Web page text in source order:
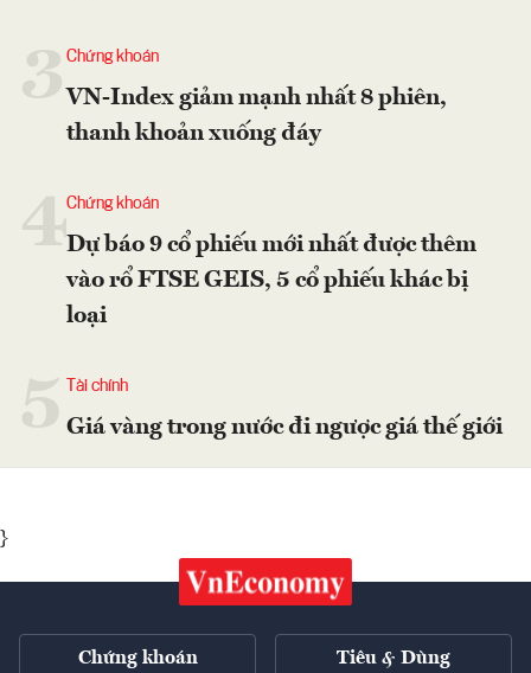
Chứng khoán
VN-Index giảm mạnh nhất 8 phiên,
thanh khoản xuống đáy
4Chứng khoán
Dự báo 9 cổ phiếu mới nhất được thêm
vào rổ FTSE GEIS, 5 cổ phiếu khác bị
loại
Tài chính
Giá vàng trong nước đi ngược giá thế giới
}
Chứng khoán Tiêu & Dùng